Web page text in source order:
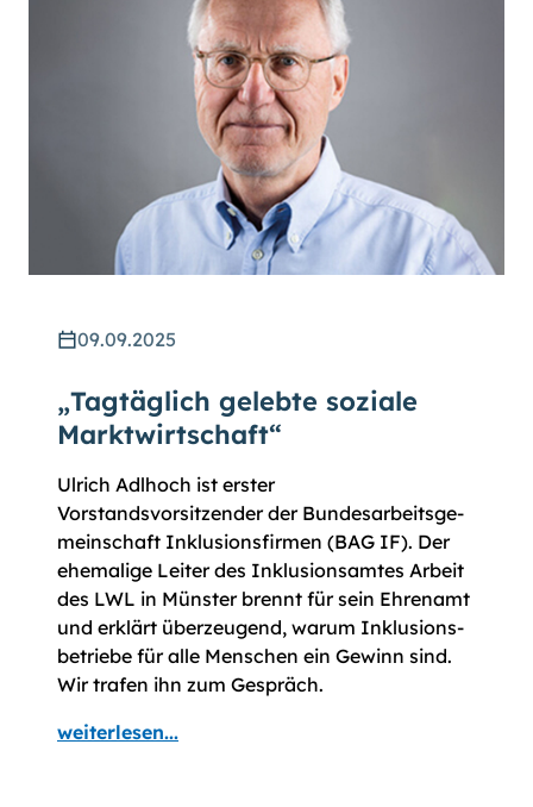
09.09.2025
„Tagtäglich gelebte soziale
Marktwirtschaft“
Ulrich Adlhoch ist erster
Vorstandsvorsitzender der Bundes­arbeits­­ge­
mein­schaft Inklusions­­firmen (BAG IF). Der
ehemalige Leiter des Inklusions­amtes Arbeit
des LWL in Münster brennt für sein Ehren­amt
und erklärt überzeugend, warum Inklusions­
betriebe für alle Menschen ein Gewinn sind.
Wir trafen ihn zum Gespräch.
weiterlesen...